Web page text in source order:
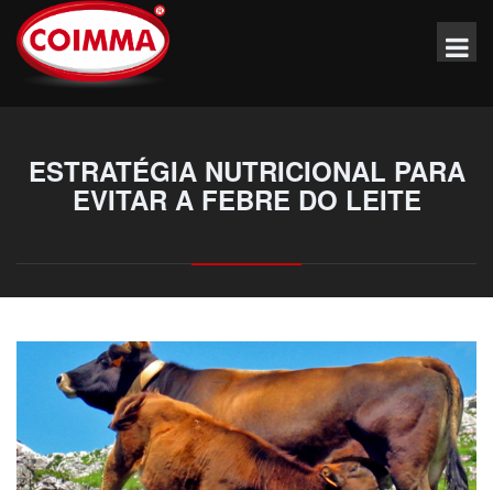
ESTRATÉGIA NUTRICIONAL PARA
EVITAR A FEBRE DO LEITE